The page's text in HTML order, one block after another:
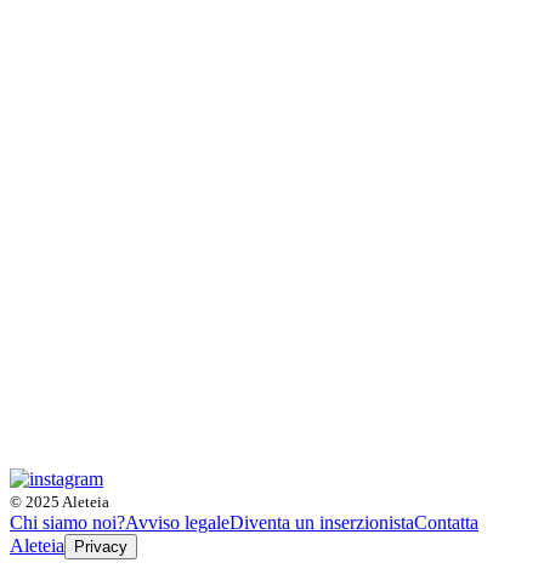
© 2025 Aleteia
Chi siamo noi?Avviso legaleDiventa un inserzionistaContatta
Aleteia
Privacy